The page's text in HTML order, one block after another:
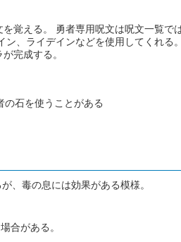
覚える。 勇者専用呪文は呪文一覧で
ン、ライデインなどを使用してくれる
完成する。
石を使うことがある
、毒の息には効果がある模様。
合がある。